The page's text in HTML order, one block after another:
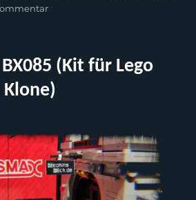
zu
(Kit
for
Lego
clones)
(Kit für Lego